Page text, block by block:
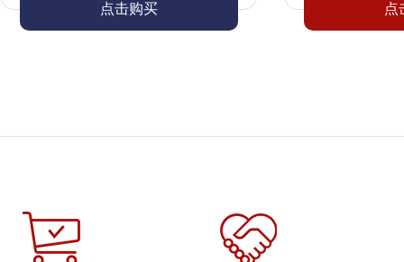
点击购买 点